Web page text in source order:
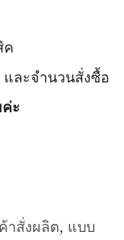
ค
และจำนวนสั่งซื้อ
ะ
าสั่งผลิต, แบบ